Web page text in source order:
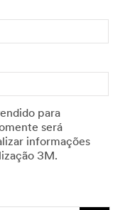
para
informações
3M.